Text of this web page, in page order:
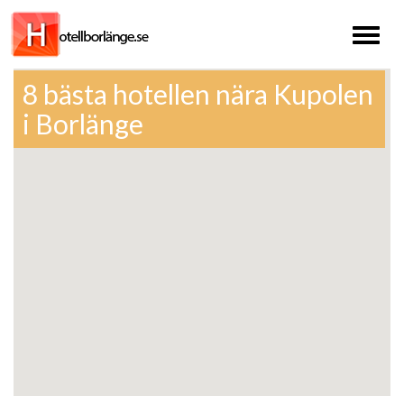
Toggle
8 bästa hotellen nära Kupolen
i Borlänge